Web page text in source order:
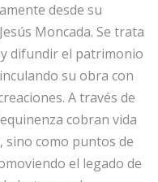
desde su
Moncada. Se trata
difundir el patrimonio
su obra con
A través de
cobran vida
sino como puntos de
el legado de